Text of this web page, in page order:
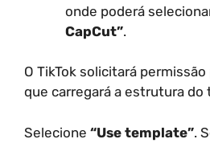
onde poderá
CapCut”.
O TikTok solicitará permissão
que carregará a estrutura do
Selecione “Use template”.